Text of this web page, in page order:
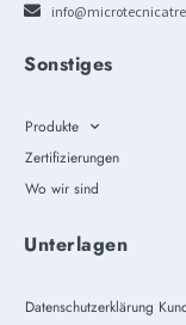
Sonstiges
Produkte
Zertifizierungen
Wo wir sind
Unterlagen
Datenschutzerklärung